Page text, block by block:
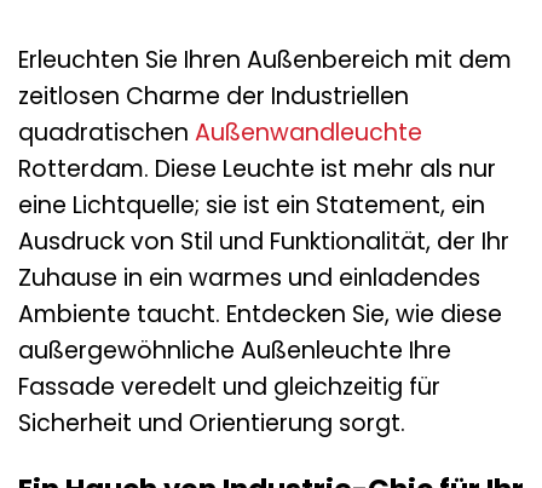
Erleuchten Sie Ihren Außenbereich mit dem
zeitlosen Charme der Industriellen
quadratischen Außenwandleuchte
Rotterdam. Diese Leuchte ist mehr als nur
eine Lichtquelle; sie ist ein Statement, ein
Ausdruck von Stil und Funktionalität, der Ihr
Zuhause in ein warmes und einladendes
Ambiente taucht. Entdecken Sie, wie diese
außergewöhnliche Außenleuchte Ihre
Fassade veredelt und gleichzeitig für
Sicherheit und Orientierung sorgt.